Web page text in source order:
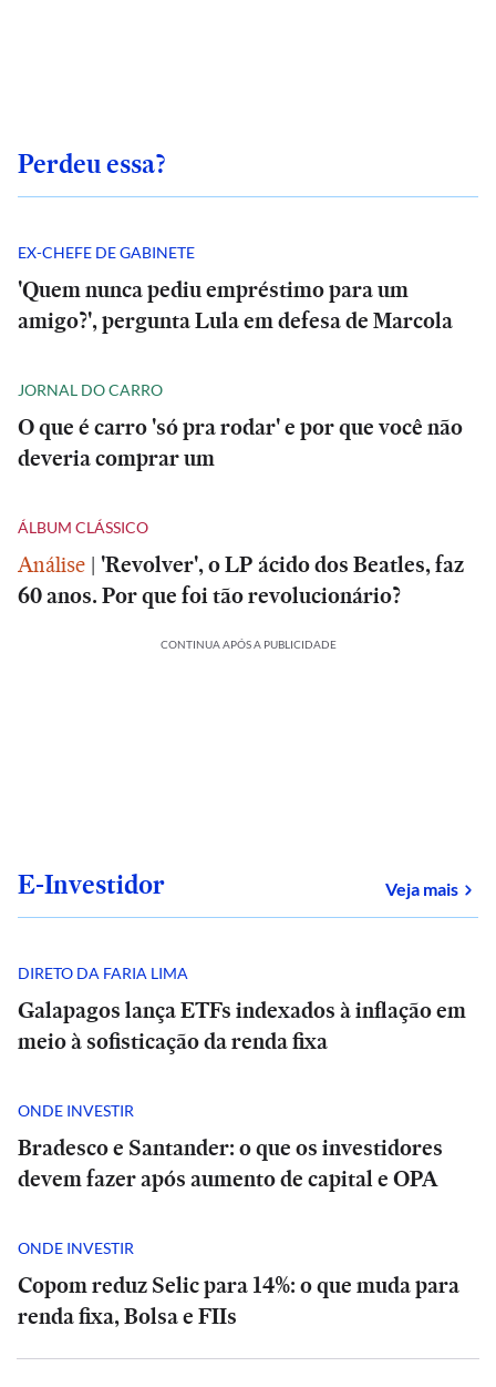
Perdeu essa?
EX-CHEFE DE GABINETE
'Quem nunca pediu empréstimo para um
amigo?', pergunta Lula em defesa de Marcola
JORNAL DO CARRO
O que é carro 'só pra rodar' e por que você não
deveria comprar um
ÁLBUM CLÁSSICO
Análise | 'Revolver', o LP ácido dos Beatles, faz
60 anos. Por que foi tão revolucionário?
CONTINUA APÓS A PUBLICIDADE
E-Investidor Veja mais
DIRETO DA FARIA LIMA
Galapagos lança ETFs indexados à inflação em
meio à sofisticação da renda fixa
ONDE INVESTIR
Bradesco e Santander: o que os investidores
devem fazer após aumento de capital e OPA
ONDE INVESTIR
Copom reduz Selic para 14%: o que muda para
renda fixa, Bolsa e FIIs
POLÍTICA